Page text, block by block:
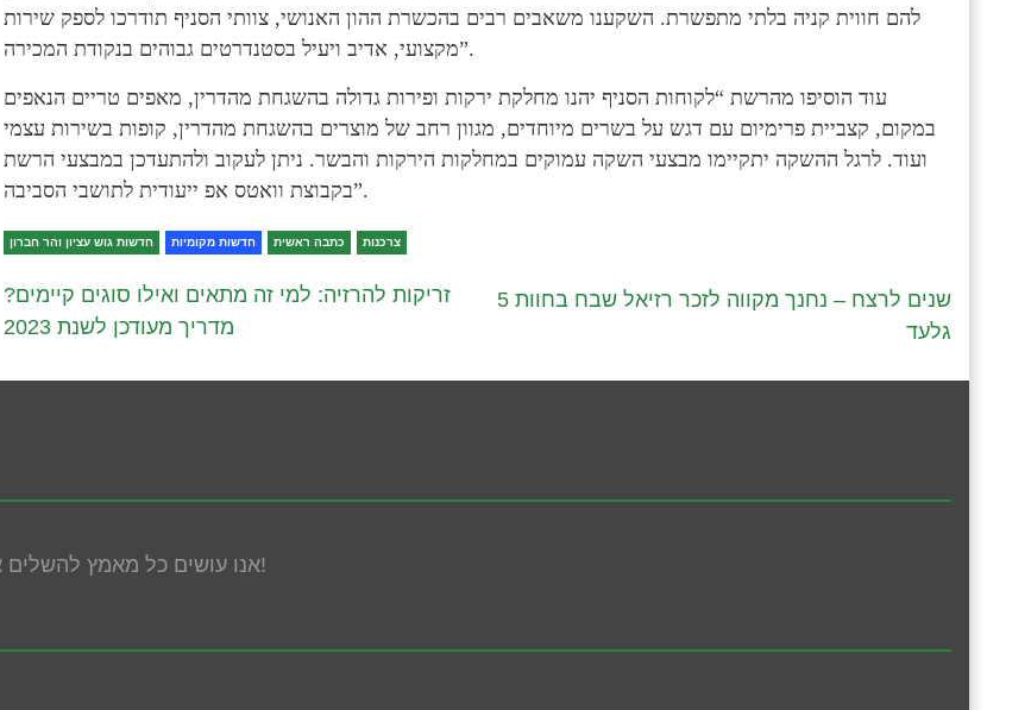
להם חווית קניה בלתי מתפשרת. השקענו משאבים רבים בהכשרת ההון האנושי, צוותי הסניף תודרכו לספק שירות
מקצועי, אדיב ויעיל בסטנדרטים גבוהים בנקודת המכירה”.
עוד הוסיפו מהרשת “לקוחות הסניף יהנו מחלקת ירקות ופירות גדולה בהשגחת מהדרין, מאפים טריים הנאפים
במקום, קצביית פרימיום עם דגש על בשרים מיוחדים, מגוון רחב של מוצרים בהשגחת מהדרין, קופות בשירות עצמי
ועוד. לרגל ההשקה יתקיימו מבצעי השקה עמוקים במחלקות הירקות והבשר. ניתן לעקוב ולהתעדכן במבצעי הרשת
בקבוצת וואטס אפ ייעודית לתושבי הסביבה”.
חדשות גוש עציון והר חברון חדשות מקומיות כתבה ראשית צרכנות
זריקות להרזיה: למי זה מתאים ואילו סוגים קיימים?
מדריך מעודכן לשנת 2023
5 שנים לרצח – נחנך מקווה לזכר רזיאל שבח בחוות
גלעד
אנו עושים כל מאמץ להשלים את הנגשת האתר! במידה ונתקלת בבעיה אנא פנה אלינו!